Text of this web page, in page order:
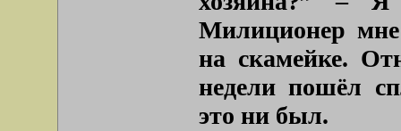
Милиционер мне
на скамейке.
недели пошёл
это ни был.